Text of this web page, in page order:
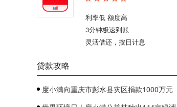
利率低 额度高
3分钟极速到账
灵活借还，按日计息
贷款攻略
度小满向重庆市彭水县灾区捐款1000万元